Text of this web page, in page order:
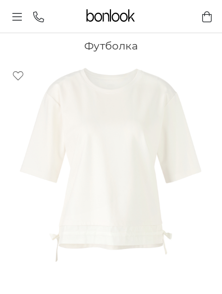
Футболка